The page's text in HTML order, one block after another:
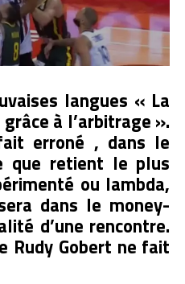
langues « La
à l’arbitrage ».
erroné , dans le
que retient le plus
ou lambda,
dans le money-
d’une rencontre.
Rudy Gobert ne fait